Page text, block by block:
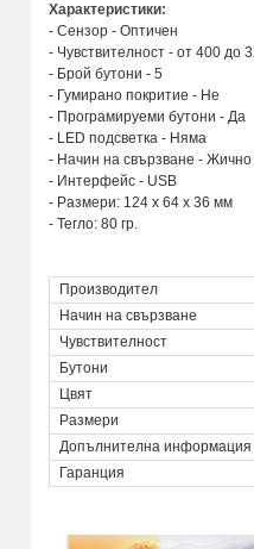
Характеристики:
- Сензор - Оптичен
- Чувствителност - от 400 до
- Брой бутони - 5
- Гумирано покритие - Не
- Програмируеми бутони - Да
- LED подсветка - Няма
- Начин на свързване - Жично
- Интерфейс - USB
- Размери: 124 x 64 x 36 мм
- Тегло: 80 гр.
Производител
Начин на свързване
Чувствителност
Бутони
Цвят
Размери
Допълнителна информация
Гаранция